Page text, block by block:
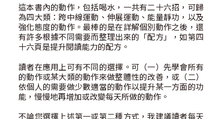
這本書內的動作，包括喝水，一共有二十六招，可歸
為四大類：跨中線運動、伸展運動、能量靜功，以及
強化態度的動作。最棒的是在詳解個別動作之後，還
有許多根據不同需要而整理出來的「配方」，如第四
十六頁是提升閱讀能力的配方。
讀者在應用上可有不同的選擇。可（一）先學會所有
的動作或某大類的動作來做整體性的改善，或（二）
依個人的需要做少數適當的動作以提升某一方面的功
能，慢慢地再增加或改變每天所做的動作。
不論您選擇上述第一或第二種方式，我建議讀者每天